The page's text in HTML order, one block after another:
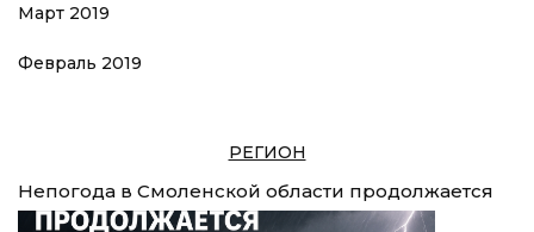
Март 2019
Февраль 2019
РЕГИОН
Непогода в Смоленской области продолжается